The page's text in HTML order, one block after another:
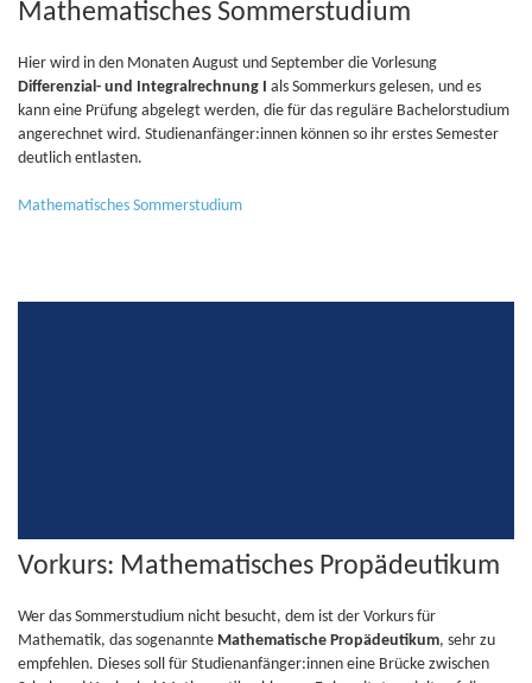
Mathematisches Sommerstudium
Hier wird in den Monaten August und September die Vorlesung
Differenzial- und Integralrechnung I als Sommerkurs gelesen, und es
kann eine Prüfung abgelegt werden, die für das reguläre Bachelorstudium
angerechnet wird. Studienanfänger:innen können so ihr erstes Semester
deutlich entlasten.
Mathematisches Sommerstudium
Vorkurs: Mathematisches Propädeutikum
Wer das Sommerstudium nicht besucht, dem ist der Vorkurs für
Mathematik, das sogenannte Mathematische Propädeutikum, sehr zu
empfehlen. Dieses soll für Studienanfänger:innen eine Brücke zwischen